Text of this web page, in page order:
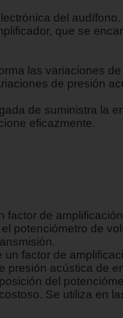
del
que se
las variaciones
de presión
de suministra la
eficazmente.
factor de
potenciómetro de
un factor de
presión acústica de
del
Se utiliza en